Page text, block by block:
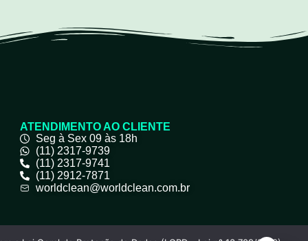
ATENDIMENTO AO CLIENTE
Seg à Sex 09 às 18h
(11) 2317-9739
(11) 2317-9741
(11) 2912-7871
worldclean@worldclean.com.br